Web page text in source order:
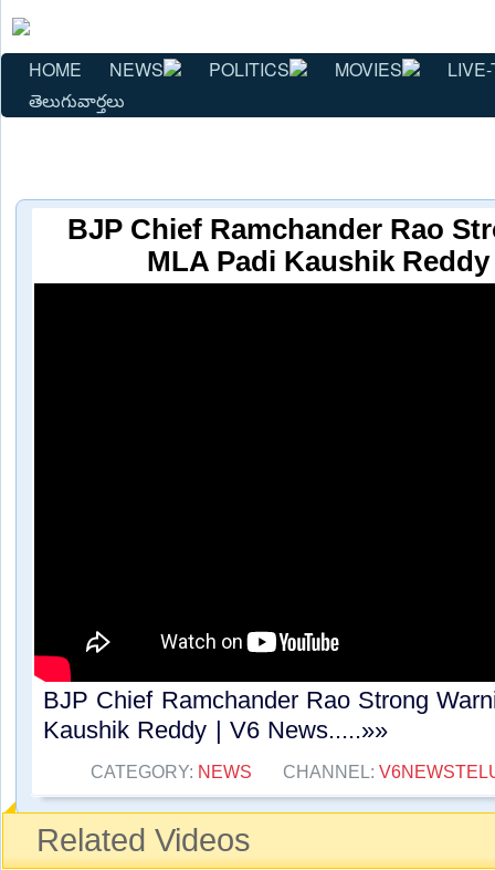
HOME NEWS POLITICS MOVIES
తెలుగువార్తలు
BJP Chief Ramchander Rao
MLA Padi Kaushik Reddy
BJP Chief Ramchander Rao Strong
Kaushik Reddy | V6 News.....»»
CATEGORY: NEWS CHANNEL:
Related Videos